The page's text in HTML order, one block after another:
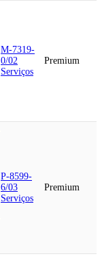
M-7319-
0/02
Serviços
Premium
P-8599-
6/03
Serviços
Premium